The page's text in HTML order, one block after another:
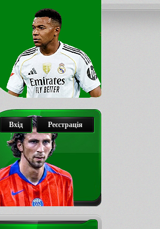
Реєстрація
Вхід